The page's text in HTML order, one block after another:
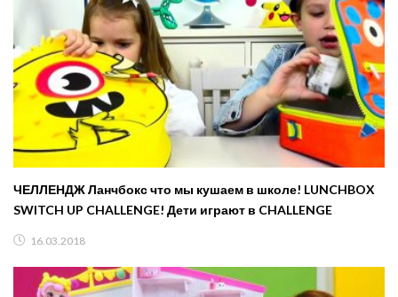
ЧЕЛЛЕНДЖ Ланчбокс что мы кушаем в школе! LUNCHBOX
SWITCH UP CHALLENGE! Дети играют в CHALLENGE
16.03.2018